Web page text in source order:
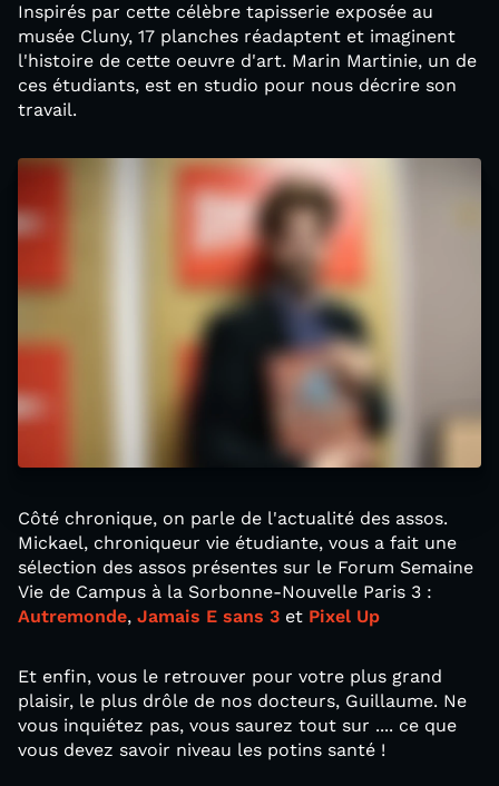
Inspirés par cette célèbre tapisserie exposée au
musée Cluny, 17 planches réadaptent et imaginent
l'histoire de cette oeuvre d'art. Marin Martinie, un de
ces étudiants, est en studio pour nous décrire son
travail.
Côté chronique, on parle de l'actualité des assos.
Mickael, chroniqueur vie étudiante, vous a fait une
sélection des assos présentes sur le Forum Semaine
Vie de Campus à la Sorbonne-Nouvelle Paris 3 :
Autremonde, Jamais E sans 3 et Pixel Up
Et enfin, vous le retrouver pour votre plus grand
plaisir, le plus drôle de nos docteurs, Guillaume. Ne
vous inquiétez pas, vous saurez tout sur .... ce que
vous devez savoir niveau les potins santé !